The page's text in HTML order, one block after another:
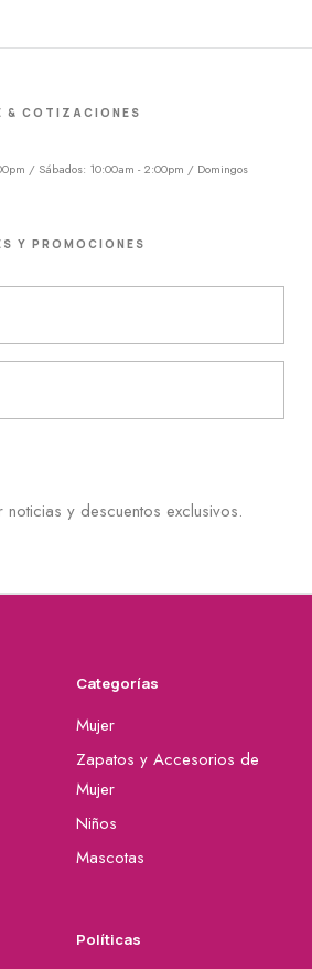
& COTIZACIONES
/ Sábados: 10:00am - 2:00pm / Domingos
Y PROMOCIONES
y descuentos exclusivos.
Categorías
Mujer
Zapatos y Accesorios de
Mujer
Niños
Mascotas
Políticas